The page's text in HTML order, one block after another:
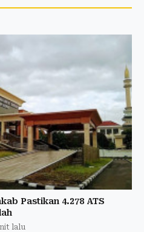
Pastikan 4.278 ATS
lalu